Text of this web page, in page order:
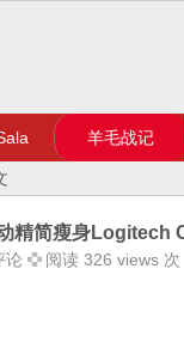
羊毛战记
精简瘦身Logitech
论
阅读 326 views 次